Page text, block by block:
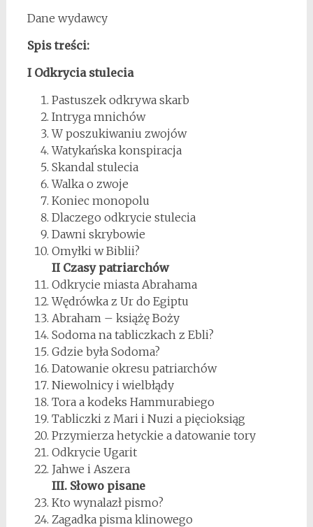
Dane wydawcy
Spis treści:
I Odkrycia stulecia
Pastuszek odkrywa skarb
Intryga mnichów
W poszukiwaniu zwojów
Watykańska konspiracja
Skandal stulecia
Walka o zwoje
Koniec monopolu
Dlaczego odkrycie stulecia
Dawni skrybowie
Omyłki w Biblii?
II Czasy patriarchów
Odkrycie miasta Abrahama
Wędrówka z Ur do Egiptu
Abraham – książę Boży
Sodoma na tabliczkach z Ebli?
Gdzie była Sodoma?
Datowanie okresu patriarchów
Niewolnicy i wielbłądy
Tora a kodeks Hammurabiego
Tabliczki z Mari i Nuzi a pięcioksiąg
Przymierza hetyckie a datowanie tory
Odkrycie Ugarit
Jahwe i Aszera
III. Słowo pisane
Kto wynalazł pismo?
Zagadka pisma klinowego